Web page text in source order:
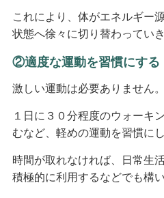
これにより、体がエネルギー
状態へ徐々に切り替わっていき
②適度な運動を習慣にする
激しい運動は必要ありません。
１日に３０分程度のウォーキ
むなど、軽めの運動を習慣に
時間が取れなければ、日常生
積極的に利用するなどでも構い